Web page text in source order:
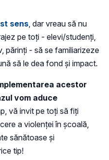
sens , dar vreau să nu
pe toți - elevi/studenți,
părinți - să se familiarizeze
să le dea fond și impact.
acestor
vom aduce
vă invit pe toți să fiți
a violenței în școală,
sănătoase și
tip!